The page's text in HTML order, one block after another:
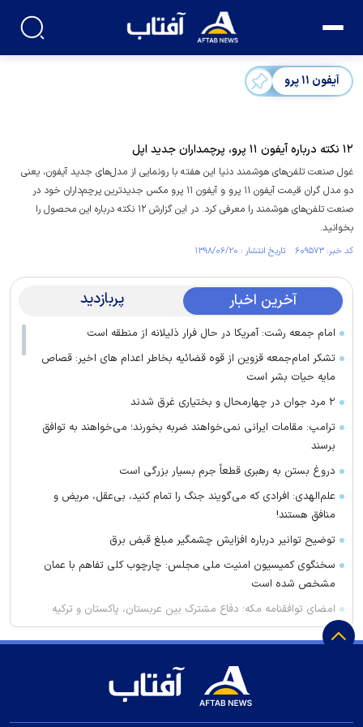
آیفون ۱۱ پرو
۱۲ نکته درباره آیفون ۱۱ پرو، پرچمداران جدید اپل
غول صنعت تلفن‌های هوشمند دنیا این هفته با رونمایی از مدل‌های جدید آیفون، یعنی
دو مدل گران‌ قیمت آیفون ۱۱ پرو و آیفون ۱۱ پرو مکس جدیدترین پرچم‌داران خود در
صنعت تلفن‌های هوشمند را معرفی کرد. در این گزارش ۱۲ نکته درباره این محصول را
بخوانید.
کد خبر: ۶۰۹۵۷۳ تاریخ انتشار : ۱۳۹۸/۰۶/۲۰
آخرین اخبار پربازدید
امام جمعه رشت: آمریکا در حال فرار ذلیلانه از منطقه است
تشکر امام‌جمعه قزوین از قوه قضائیه بخاطر اعدام های اخیر: قصاص
مایه حیات بشر است
۲ مرد جوان در چهارمحال و بختیاری غرق شدند
ترامپ: مقامات ایرانی نمی‌خواهند ضربه بخورند؛ می‌خواهند به توافق
برسند
دروغ بستن به رهبری قطعاً جرم بسیار بزرگی است
علم‌الهدی: افرادی که می‌گویند جنگ را تمام کنید، بی‌عقل، مریض و
منافق هستند!
توضیح توانیر درباره افزایش چشمگیر مبلغ قبض برق
سخنگوی کمیسیون امنیت ملی مجلس: چارچوب کلی تفاهم با عمان
مشخص شده است
امضای توافقنامه مکه؛ دفاع مشترک بین عربستان، پاکستان و ترکیه
آمریکا: پوتین ممکن است با یک حمله محدود، عزم ناتو را محک بزند
چه کسی اخبار پرسپولیس را لو می‌دهد؟